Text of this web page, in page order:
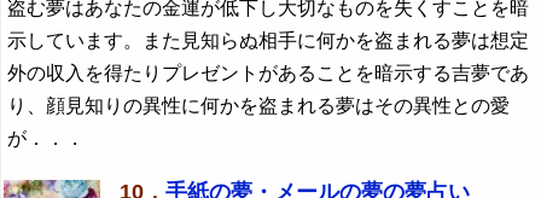
盗む夢はあなたの金運が低下し大切なものを失くすことを暗
示しています。また見知らぬ相手に何かを盗まれる夢は想定
外の収入を得たりプレゼントがあることを暗示する吉夢であ
り、顔見知りの異性に何かを盗まれる夢はその異性との愛
が．．．
10． 手紙の夢・メールの夢の夢占い